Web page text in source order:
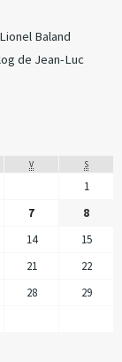
Lionel Baland
de Jean-Luc
V S
1
7
8
14
15
21
22
28
29